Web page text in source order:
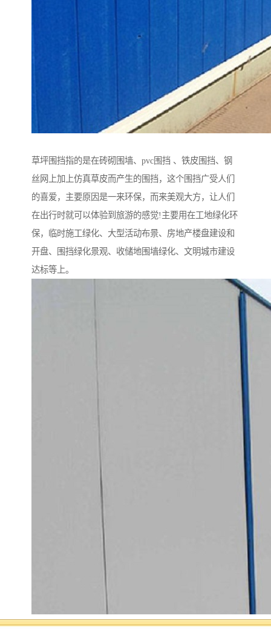
草坪围挡指的是在砖砌围墙、pvc围挡 、铁皮围挡、钢
丝网上加上仿真草皮而产生的围挡，这个围挡广受人们
的喜爱，主要原因是一来环保，而来美观大方，让人们
在出行时就可以体验到旅游的感觉!主要用在工地绿化环
保，临时施工绿化、大型活动布景、房地产楼盘建设和
开盘、围挡绿化景观、收储地围墙绿化、文明城市建设
达标等上。